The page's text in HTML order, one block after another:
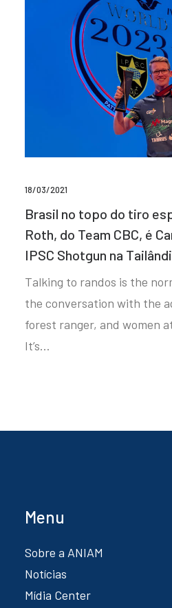
18/03/2021
Brasil no topo do tiro
Roth, do Team CBC, é
IPSC Shotgun na
Talking to randos is the
the conversation with the
forest ranger, and women
It’s…
Menu
Sobre a ANIAM
Notícias
Mídia Center